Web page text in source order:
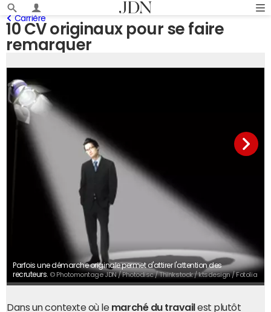
10 CV originaux pour se faire
remarquer
Carrière
Parfois une démarche originale permet d'attirer l'attention des
recruteurs. © Photomontage JDN / Photodisc / Thinkstock / ktsdesign / Fotolia
Dans un contexte où le marché du travail est plutôt